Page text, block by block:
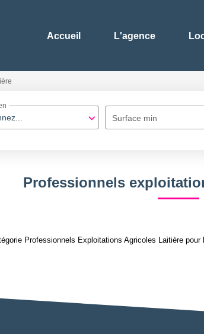
Accueil L'agence
Surface min
Professionnels
Professionnels Exploitations Agricoles Laitière